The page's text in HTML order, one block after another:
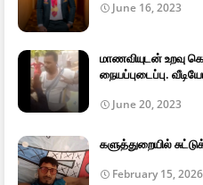
June 16, 2023
மாணவியுடன் உறவு
நையப்புடைப்பு.
June 20, 2023
களுத்துறையில்
February 15, 2026